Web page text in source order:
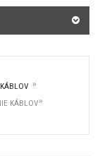
KÁBLOV